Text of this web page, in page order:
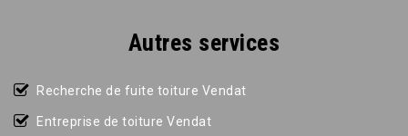
Autres services
Recherche de fuite toiture Vendat
Entreprise de toiture Vendat